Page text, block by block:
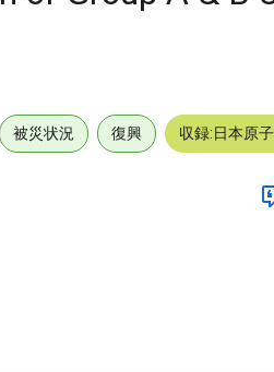
被災状況 復興 収録:日本原